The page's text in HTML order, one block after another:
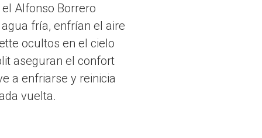
Alfonso Borrero
fría, enfrían el aire
ocultos en el cielo
aseguran el confort
a enfriarse y reinicia
vuelta.